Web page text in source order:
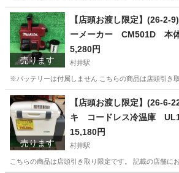
長野 松本市 村井駅 その他
売ります
【店頭お渡し限定】(26-
ーメーカー CM501D 本
5,280円
村井駅
※バッテリーは付属しません こちらの商品は店頭引き
長野 松本市 村井駅 その他
売ります
【店頭お渡し限定】(26-
キ コードレス冷温庫
15,180円
村井駅
こちらの商品は店頭引き取り限定です。 記載の店舗